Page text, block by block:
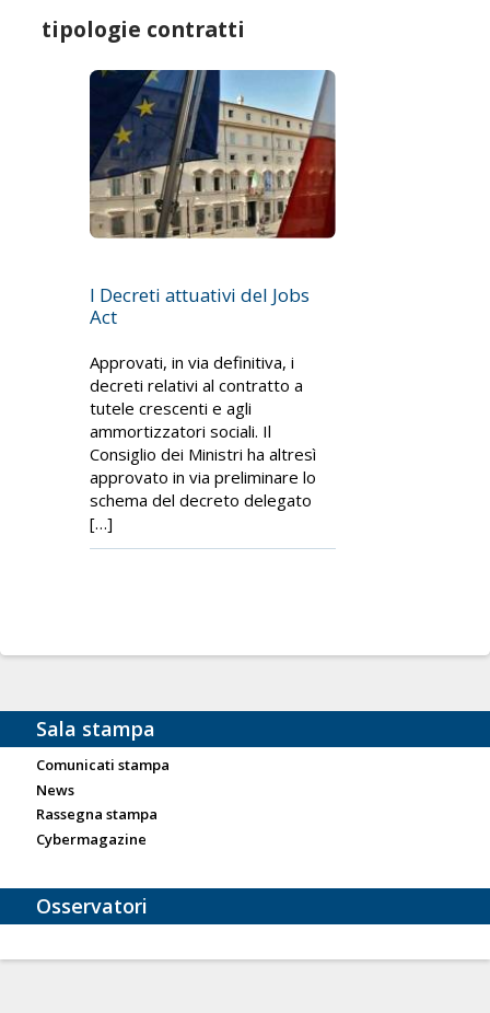
tipologie contratti
I Decreti attuativi del Jobs
Act
Approvati, in via definitiva, i
decreti relativi al contratto a
tutele crescenti e agli
ammortizzatori sociali. Il
Consiglio dei Ministri ha altresì
approvato in via preliminare lo
schema del decreto delegato
[…]
Sala stampa
Comunicati stampa
News
Rassegna stampa
Cybermagazine
Osservatori